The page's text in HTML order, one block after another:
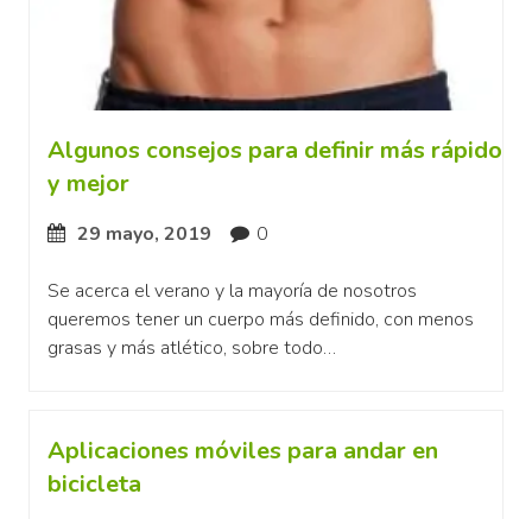
Algunos consejos para definir más rápido
y mejor
29 mayo, 2019 0
Se acerca el verano y la mayoría de nosotros
queremos tener un cuerpo más definido, con menos
grasas y más atlético, sobre todo…
Aplicaciones móviles para andar en
bicicleta